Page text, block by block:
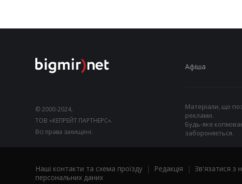
© 2000-2024,
ТОВ «КЕПРЕЙТ ПАРТНЕРС».
Всі права захищені.
Афіша
Матеріали, що
реклами.
Будь-яке
забороняється.
Наші контакти та схема проїзду | Редакція | Зв'язатися з
персональних даних